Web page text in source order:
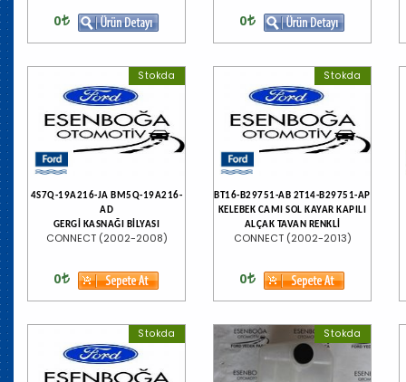
0 0
Stokda
4S7Q-19A216-JA BM5Q-19A216-
AD
GERGİ KASNAĞI BİLYASI
CONNECT (2002-2008)
0
Stokda
BT16-B29751-AB 2T14-B29751-AP
KELEBEK CAMI SOL KAYAR KAPILI
ALÇAK TAVAN RENKLİ
CONNECT (2002-2013)
0
Stokda Stokda